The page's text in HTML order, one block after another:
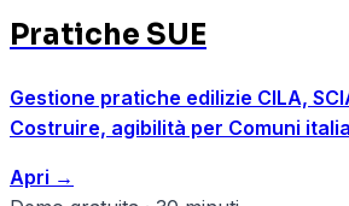
Pratiche SUE
Gestione pratiche edilizie CILA,
Costruire, agibilità per Comuni
Apri →